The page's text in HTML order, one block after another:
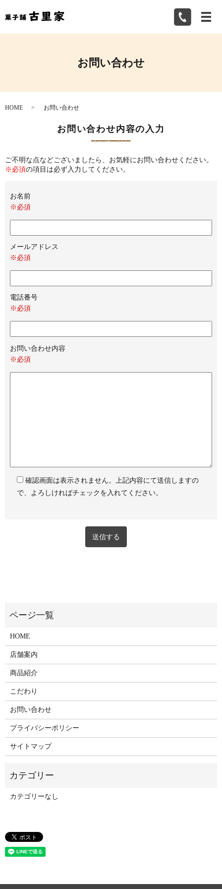
メ
お問い合わせ
HOME お問い合わせ
お問い合わせ内容の入力
ご不明な点などございましたら、お気軽にお問い合わせください。
※必須の項目は必ず入力してください。
お名前
※必須
メールアドレス
※必須
電話番号
※必須
お問い合わせ内容
※必須
確認画面は表示されません。上記内容にて送信しますの
で、よろしければチェックを入れてください。
HOME
店舗案内
商品紹介
こだわり
お問い合わせ
プライバシーポリシー
サイトマップ
カテゴリーなし